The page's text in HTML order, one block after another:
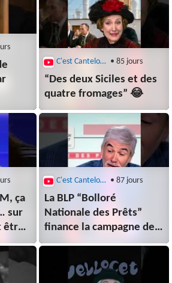
C'est Canteloup • 85 jours
“Des deux Siciles et des
quatre fromages” 😂
ça
sur
être
C'est Canteloup • 87 jours
La BLP “Bolloré
Nationale des Prêts”
finance la campagne de
Bardella 💸